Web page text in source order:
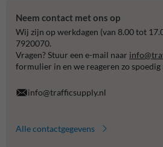
Neem contact met ons op
Wij zijn op werkdagen (van 8.00 tot
7920070.
Vragen? Stuur een e-mail naar
formulier in en we reageren zo spoedig
info@trafficsupply.nl
Alle contactgegevens